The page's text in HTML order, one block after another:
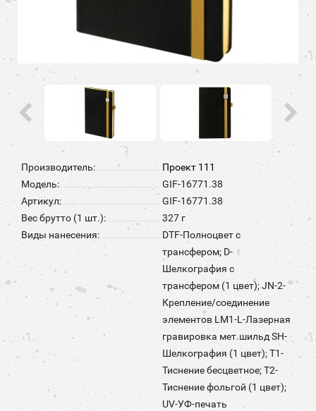
Производитель:
Проект 111
Модель:
GIF-16771.38
Артикул:
GIF-16771.38
Вес брутто (1 шт.):
327 г
Виды нанесения:
DTF-Полноцвет с
трансфером; D-
Шелкография с
трансфером (1 цвет); JN-2-
Крепление/соединение
элементов LM1-L-Лазерная
гравировка мет.шильд SH-
Шелкография (1 цвет); T1-
Тиснение бесцветное; T2-
Тиснение фольгой (1 цвет);
UV-УФ-печать